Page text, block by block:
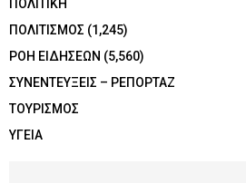
ΠΟΛΙΤΙΚΗ
ΠΟΛΙΤΙΣΜΟΣ (1,245)
ΡΟΗ ΕΙΔΗΣΕΩΝ (5,560)
ΣΥΝΕΝΤΕΥΞΕΙΣ – ΡΕΠΟΡΤΑΖ
ΤΟΥΡΙΣΜΟΣ
ΥΓΕΙΑ